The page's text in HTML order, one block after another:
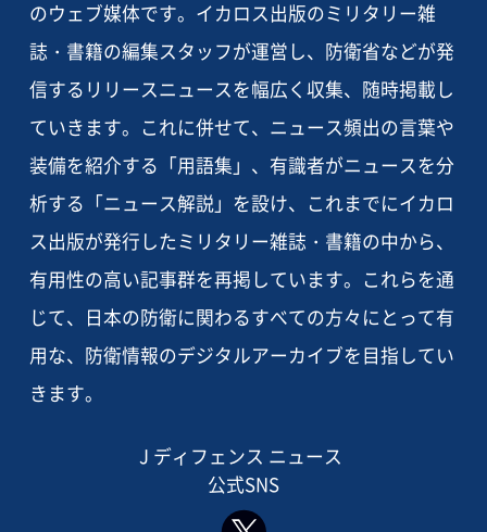
のウェブ媒体です。イカロス出版のミリタリー雑
誌・書籍の編集スタッフが運営し、防衛省などが発
信するリリースニュースを幅広く収集、随時掲載し
ていきます。これに併せて、ニュース頻出の言葉や
装備を紹介する「用語集」、有識者がニュースを分
析する「ニュース解説」を設け、これまでにイカロ
ス出版が発行したミリタリー雑誌・書籍の中から、
有用性の高い記事群を再掲しています。これらを通
じて、日本の防衛に関わるすべての方々にとって有
用な、防衛情報のデジタルアーカイブを目指してい
きます。
J ディフェンス ニュース
公式SNS